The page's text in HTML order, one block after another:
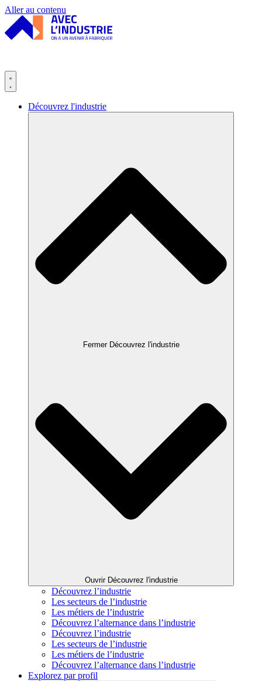
Panneau de gestion des cookies
Aller au contenu
Découvrez l'industrie
Fermer Découvrez l'industrie
Ouvrir Découvrez l'industrie
Découvrez l’industrie
Les secteurs de l’industrie
Les métiers de l’industrie
Découvrez l’alternance dans l’industrie
Découvrez l’industrie
Les secteurs de l’industrie
Les métiers de l’industrie
Découvrez l’alternance dans l’industrie
Explorez par profil